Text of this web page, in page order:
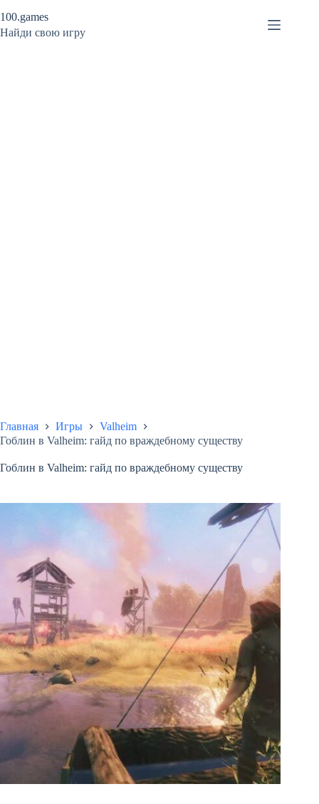
к
сути
100.games
Найди свою игру
Главная Игры
Valheim
Гоблин в Valheim: гайд по враждебному существу
Гоблин в Valheim: гайд по враждебному существу